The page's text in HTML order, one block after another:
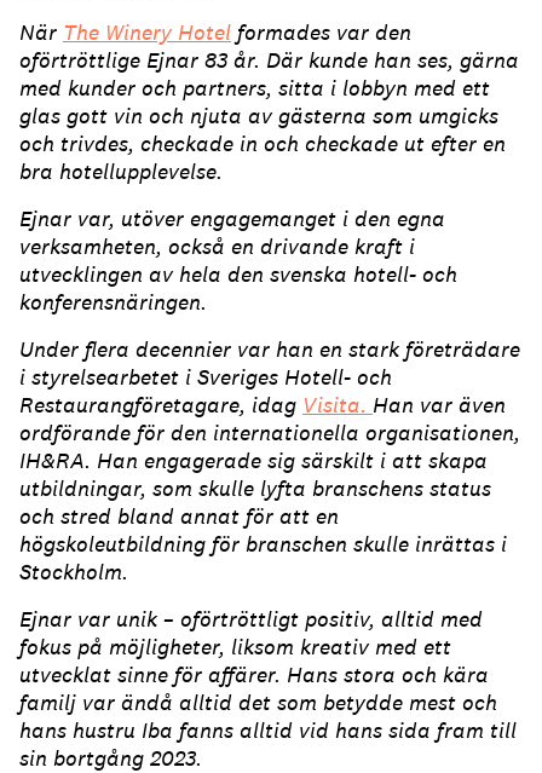
När The Winery Hotel formades var den
oförtröttlige Ejnar 83 år. Där kunde han ses, gärna
med kunder och partners, sitta i lobbyn med ett
glas gott vin och njuta av gästerna som umgicks
och trivdes, checkade in och checkade ut efter en
bra hotellupplevelse.
Ejnar var, utöver engagemanget i den egna
verksamheten, också en drivande kraft i
utvecklingen av hela den svenska hotell- och
konferensnäringen.
Under flera decennier var han en stark företrädare
i styrelsearbetet i Sveriges Hotell- och
Restaurangföretagare, idag Visita. Han var även
ordförande för den internationella organisationen,
IH&RA. Han engagerade sig särskilt i att skapa
utbildningar, som skulle lyfta branschens status
och stred bland annat för att en
högskoleutbildning för branschen skulle inrättas i
Stockholm.
Ejnar var unik – oförtröttligt positiv, alltid med
fokus på möjligheter, liksom kreativ med ett
utvecklat sinne för affärer. Hans stora och kära
familj var ändå alltid det som betydde mest och
hans hustru Iba fanns alltid vid hans sida fram till
sin bortgång 2023.